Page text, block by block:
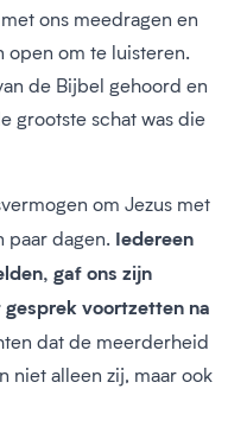
ons meedragen en
open om te luisteren.
de Bijbel gehoord en
grootste schat was die
om Jezus met
paar dagen. Iedereen
gaf ons zijn
voortzetten na
dat de meerderheid
niet alleen zij, maar ook